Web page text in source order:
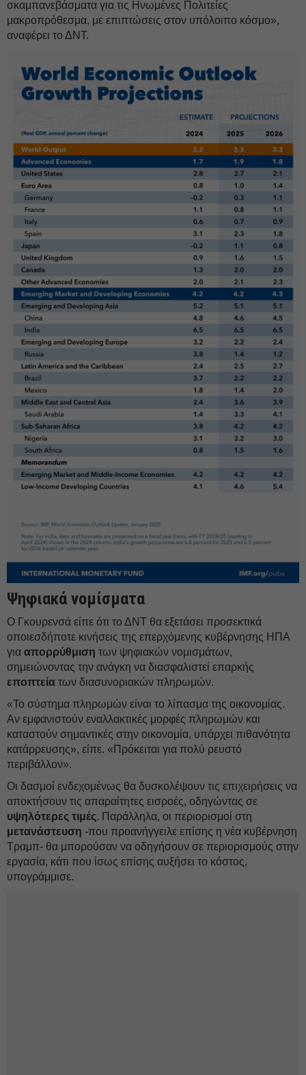
σκαμπανεβάσματα για τις Ηνωμένες Πολιτείες
μακροπρόθεσμα, με επιπτώσεις στον υπόλοιπο κόσμο»,
αναφέρει το ΔΝΤ.
Ψηφιακά νομίσματα
Ο Γκουρενσά είπε ότι το ΔΝΤ θα εξετάσει προσεκτικά
οποιεσδήποτε κινήσεις της επερχόμενης κυβέρνησης ΗΠΑ
για απορρύθμιση των ψηφιακών νομισμάτων,
σημειώνοντας την ανάγκη να διασφαλιστεί επαρκής
εποπτεία των διασυνοριακών πληρωμών.
«Το σύστημα πληρωμών είναι το λίπασμα της οικονομίας.
Αν εμφανιστούν εναλλακτικές μορφές πληρωμών και
καταστούν σημαντικές στην οικονομία, υπάρχει πιθανότητα
κατάρρευσης», είπε. «Πρόκειται για πολύ ρευστό
περιβάλλον».
Οι δασμοί ενδεχομένως θα δυσκολέψουν τις επιχειρήσεις να
αποκτήσουν τις απαραίτητες εισροές, οδηγώντας σε
υψηλότερες τιμές. Παράλληλα, οι περιορισμοί στη
μετανάστευση -που προανήγγειλε επίσης η νέα κυβέρνηση
Τραμπ- θα μπορούσαν να οδηγήσουν σε περιορισμούς στην
εργασία, κάτι που ίσως επίσης αυξήσει το κόστος,
υπογράμμισε.